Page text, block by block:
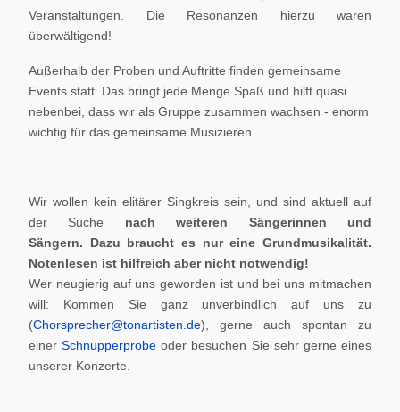
Veranstaltungen. Die Resonanzen hierzu waren
überwältigend!
Außerhalb der Proben und Auftritte finden gemeinsame
Events statt. Das bringt jede Menge Spaß und hilft quasi
nebenbei, dass wir als Gruppe zusammen wachsen - enorm
wichtig für das gemeinsame Musizieren.
Wir wollen kein elitärer Singkreis sein, und sind aktuell auf
der Suche nach weiteren Sängerinnen und
Sängern. Dazu braucht es nur eine Grundmusikalität.
Notenlesen ist hilfreich aber nicht notwendig!
Wer neugierig auf uns geworden ist und bei uns mitmachen
will: Kommen Sie ganz unverbindlich auf uns zu
(Chorsprecher@tonartisten.de), gerne auch spontan zu
einerSchnupperprobe oder besuchen Sie sehr gerne eines
unserer Konzerte.